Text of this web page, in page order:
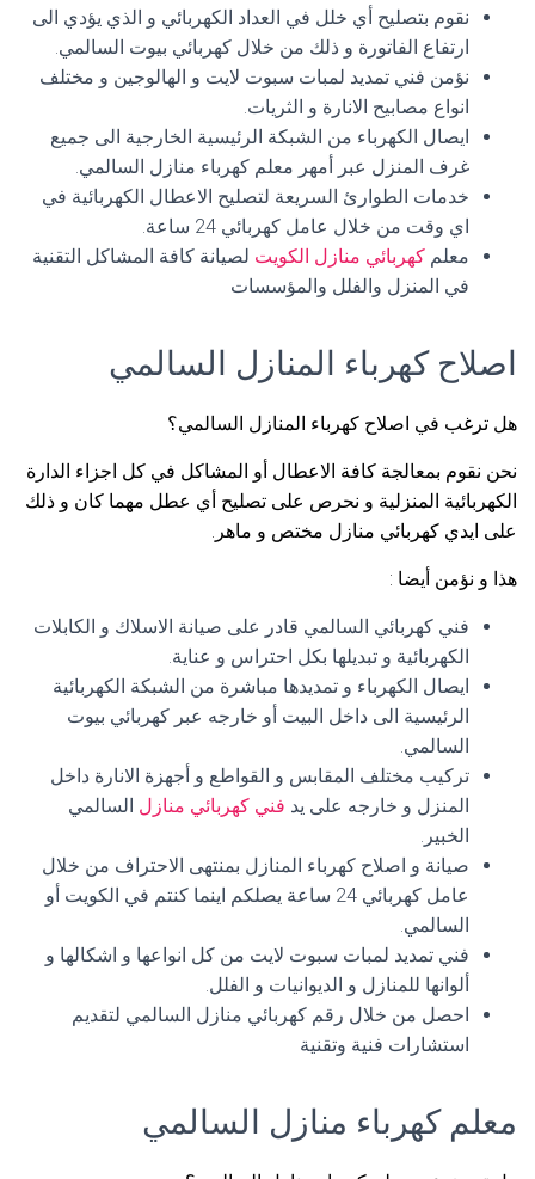
نقوم بتصليح أي خلل في العداد الكهربائي و الذي يؤدي الى
ارتفاع الفاتورة و ذلك من خلال كهربائي بيوت السالمي.
نؤمن فني تمديد لمبات سبوت لايت و الهالوجين و مختلف
انواع مصابيح الانارة و الثريات.
ايصال الكهرباء من الشبكة الرئيسية الخارجية الى جميع
غرف المنزل عبر أمهر معلم كهرباء منازل السالمي.
خدمات الطوارئ السريعة لتصليح الاعطال الكهربائية في
اي وقت من خلال عامل كهربائي 24 ساعة.
معلم كهربائي منازل الكويت لصيانة كافة المشاكل التقنية
في المنزل والفلل والمؤسسات
اصلاح كهرباء المنازل السالمي
هل ترغب في اصلاح كهرباء المنازل السالمي؟
نحن نقوم بمعالجة كافة الاعطال أو المشاكل في كل اجزاء الدارة
الكهربائية المنزلية و نحرص على تصليح أي عطل مهما كان و ذلك
على ايدي كهربائي منازل مختص و ماهر.
هذا و نؤمن أيضا :
فني كهربائي السالمي قادر على صيانة الاسلاك و الكابلات
الكهربائية و تبديلها بكل احتراس و عناية.
ايصال الكهرباء و تمديدها مباشرة من الشبكة الكهربائية
الرئيسية الى داخل البيت أو خارجه عبر كهربائي بيوت
السالمي.
تركيب مختلف المقابس و القواطع و أجهزة الانارة داخل
المنزل و خارجه على يد فني كهربائي منازل السالمي
الخبير.
صيانة و اصلاح كهرباء المنازل بمنتهى الاحتراف من خلال
عامل كهربائي 24 ساعة يصلكم اينما كنتم في الكويت أو
السالمي.
فني تمديد لمبات سبوت لايت من كل انواعها و اشكالها و
ألوانها للمنازل و الديوانيات و الفلل.
احصل من خلال رقم كهربائي منازل السالمي لتقديم
استشارات فنية وتقنية
معلم كهرباء منازل السالمي